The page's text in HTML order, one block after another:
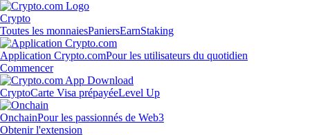
Crypto
Toutes les monnaiesPaniersEarnStaking
Application Crypto.comPour les utilisateurs du quotidien
Commencer
CryptoCarte Visa prépayéeLevel Up
OnchainPour les passionnés de Web3
Obtenir l'extension